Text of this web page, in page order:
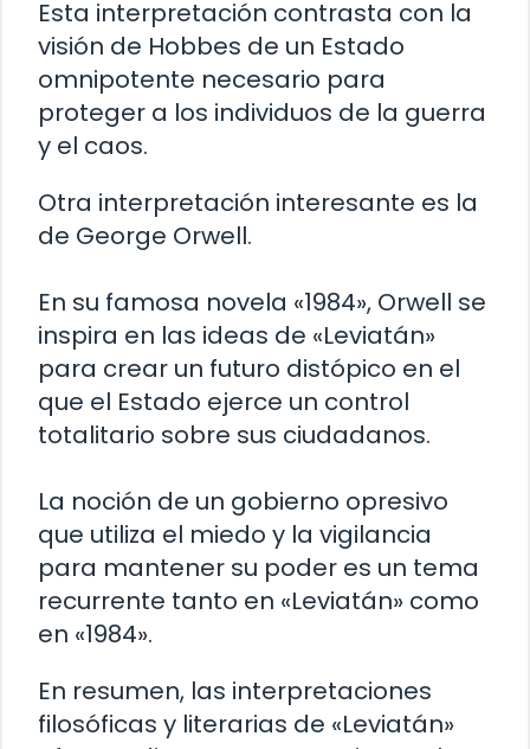
Esta interpretación contrasta con la
visión de Hobbes de un Estado
omnipotente necesario para
proteger a los individuos de la guerra
y el caos.
Otra interpretación interesante es la
de George Orwell.
En su famosa novela «1984», Orwell se
inspira en las ideas de «Leviatán»
para crear un futuro distópico en el
que el Estado ejerce un control
totalitario sobre sus ciudadanos.
La noción de un gobierno opresivo
que utiliza el miedo y la vigilancia
para mantener su poder es un tema
recurrente tanto en «Leviatán» como
en «1984».
En resumen, las interpretaciones
filosóficas y literarias de «Leviatán»